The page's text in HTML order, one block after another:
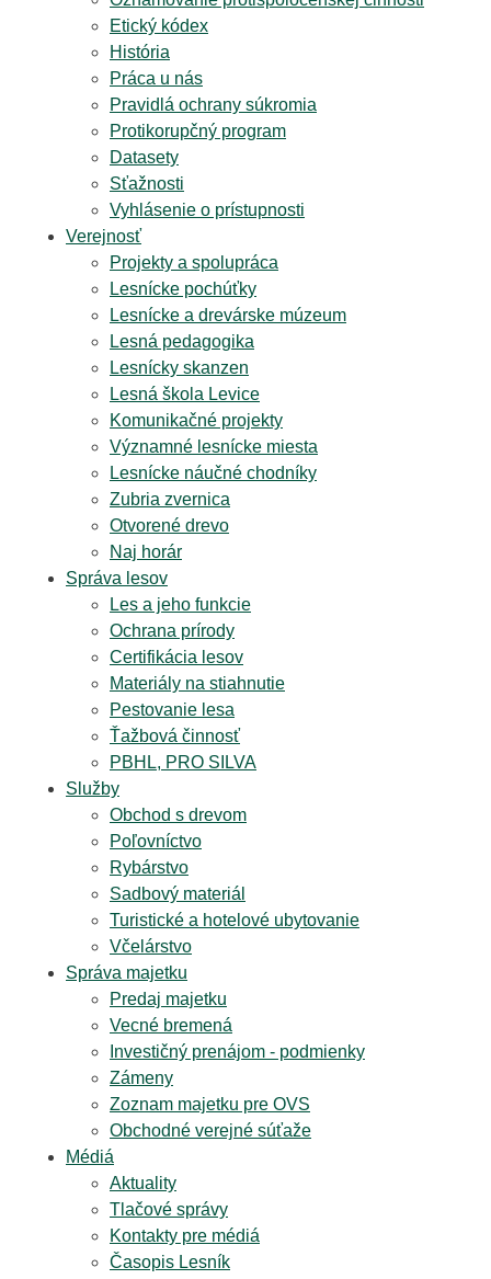
Etický kódex
História
Práca u nás
Pravidlá ochrany súkromia
Protikorupčný program
Datasety
Sťažnosti
Vyhlásenie o prístupnosti
Verejnosť
Projekty a spolupráca
Lesnícke pochúťky
Lesnícke a drevárske múzeum
Lesná pedagogika
Lesnícky skanzen
Lesná škola Levice
Komunikačné projekty
Významné lesnícke miesta
Lesnícke náučné chodníky
Zubria zvernica
Otvorené drevo
Naj horár
Správa lesov
Les a jeho funkcie
Ochrana prírody
Certifikácia lesov
Materiály na stiahnutie
Pestovanie lesa
Ťažbová činnosť
PBHL, PRO SILVA
Služby
Obchod s drevom
Poľovníctvo
Rybárstvo
Sadbový materiál
Turistické a hotelové ubytovanie
Včelárstvo
Správa majetku
Predaj majetku
Vecné bremená
Investičný prenájom - podmienky
Zámeny
Zoznam majetku pre OVS
Obchodné verejné súťaže
Médiá
Aktuality
Tlačové správy
Kontakty pre médiá
Časopis Lesník